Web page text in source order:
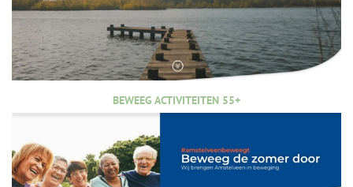
BEWEEG ACTIVITEITEN 55+